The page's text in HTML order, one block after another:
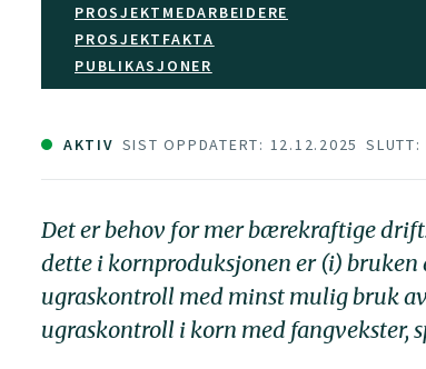
PROSJEKTMEDARBEIDERE
PROSJEKTFAKTA
PUBLIKASJONER
AKTIV SIST OPPDATERT: 12.12.2025
Det er behov for mer bærekraftige
dette i kornproduksjonen er (i) bruken
ugraskontroll med minst mulig bruk
ugraskontroll i korn med fangvekster,